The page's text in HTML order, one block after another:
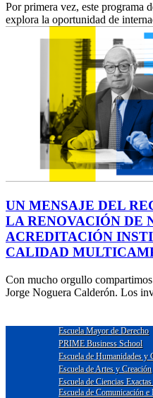
Por primera vez, este programa
explora la oportunidad de
UN MENSAJE DEL
LA RENOVACIÓN DE
ACREDITACIÓN
CALIDAD
Con mucho orgullo
Jorge Noguera Calderón. Los
Escuela Mayor de Derecho
PRIME Business School
Escuela de Humanidades y
Escuela de Artes y Creación
Escuela de Ciencias
Escuela de Comunicación